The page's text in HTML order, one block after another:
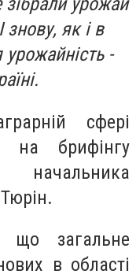
знову, як і в
-
сфері
на брифінгу
що загальне
в області